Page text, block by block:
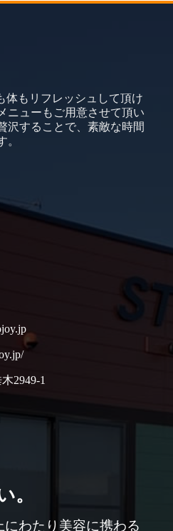
体もリフレッシュして頂け
ニューもご用意させて頂い
沢することで、素敵な時間
。
2949-1
。
わたり美容に携わる